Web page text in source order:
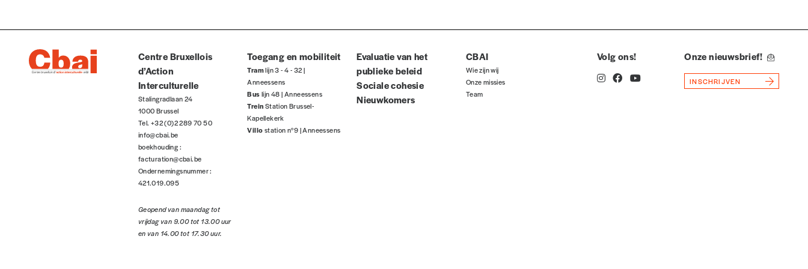
Vous indiquez si vous souhaitez recevoir la revue en format papier ou numérique.
Vous versez le montant de votre choix sur le compteIBAN BE34 0010 7305 2190avec en communication le numéro de la commande renseigné dans le mail de confirmation et
la mention “participation Imag”.
: Vous pouvez choisir de participer financièrement à tout moment, même après avoir reçu plusieurs numéros. Ce paiement n’est pas indispensable. Il marque votre volonté de
NOS FORMULES
Centre Bruxellois
d’Action
Interculturelle
Stalingradlaan 24
1000 Brussel
Tel. +32 (0)2 289 70 50
info@cbai.be
boekhouding :
facturation@cbai.be
Ondernemingsnummer :
421.019.095
Geopend van maandag tot
vrijdag van 9.00 tot 13.00 uur
en van 14.00 tot 17.30 uur.
Toegang en mobiliteit
Tramlijn 3 - 4 - 32 |
Anneessens
Buslijn 48 | Anneessens
TreinStation Brussel-
Kapellekerk
Villostation n°9 | Anneessens
Evaluatie van het
publieke beleid
Sociale cohesie
Nieuwkomers
CBAI
Wie zijn wij
Onze missies
Team
Volg ons! Onze nieuwsbrief!
INSCHRIJVEN